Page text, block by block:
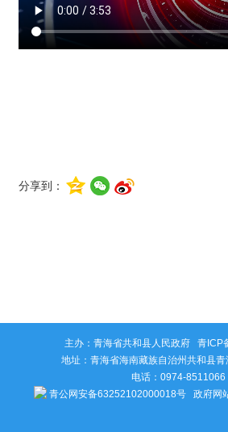
分享到：
主办：青海省共和县人民政府 青ICP
地址：青海省海南藏族自治州共和县
电话：0974-8511066
青公网安备63252102000018号 政府网